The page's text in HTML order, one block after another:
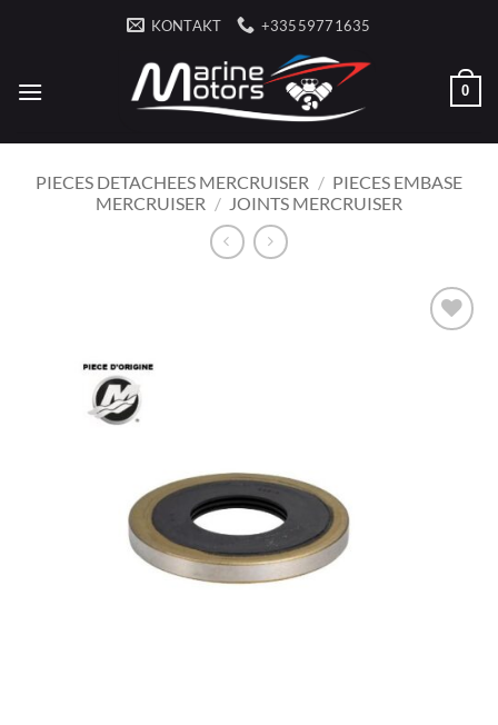
KONTAKT +33559771635
0
PIECES DETACHEES MERCRUISER / PIECES EMBASE
MERCRUISER / JOINTS MERCRUISER